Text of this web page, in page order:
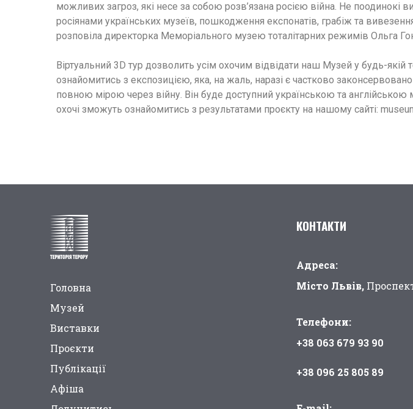
можливих загроз, які несе за собою розв’язана росією війна. Не поодинокі
росіянами українських музеїв, пошкодження експонатів, грабіж та
розповіла директорка Меморіального музею тоталітарних режимів Ольга
Віртуальний 3D тур дозволить усім охочим відвідати наш Музей у будь-якій
ознайомитись з експозицією, яка, на жаль, наразі є частково
повною мірою через війну. Він буде доступний українською та англійською
охочі зможуть ознайомитись з результатами проєкту на нашому сайті:
Головна
Музей
Виставки
Проєкти
Публікації
Афіша
КОНТАКТИ
Адреса:
Місто Львів,
Телефони:
+38 063 679 93 90
+38 096 25 805 89